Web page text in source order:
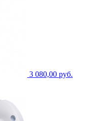
3 080,00 руб.